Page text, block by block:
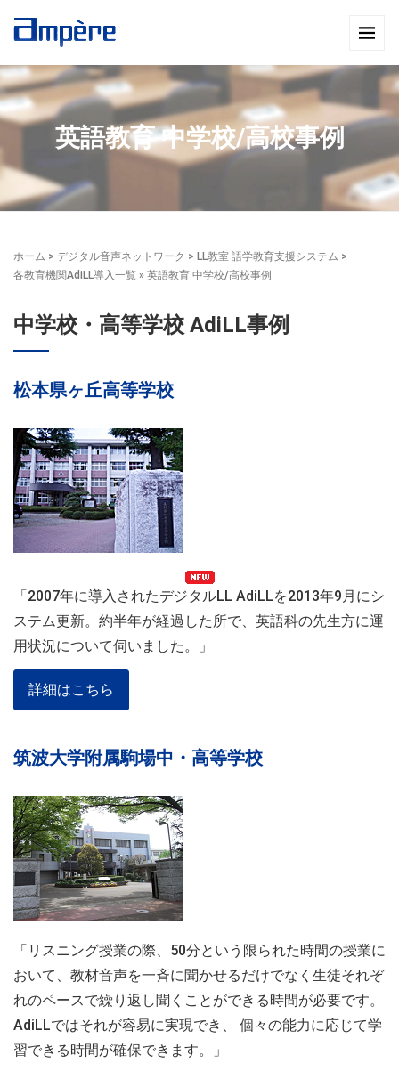
英語教育 中学校/高校事例
ホーム > デジタル音声ネットワーク > LL教室 語学教育支援システム >
各教育機関AdiLL導入一覧 » 英語教育 中学校/高校事例
中学校・高等学校 AdiLL事例
松本県ヶ丘高等学校
「2007年に導入されたデジタルLL AdiLLを2013年9月にシ
ステム更新。約半年が経過した所で、英語科の先生方に運
用状況について伺いました。」
詳細はこちら
筑波大学附属駒場中・高等学校
「リスニング授業の際、50分という限られた時間の授業に
おいて、教材音声を一斉に聞かせるだけでなく生徒それぞ
れのペースで繰り返し聞くことができる時間が必要です。
AdiLLではそれが容易に実現でき、 個々の能力に応じて学
習できる時間が確保できます。」